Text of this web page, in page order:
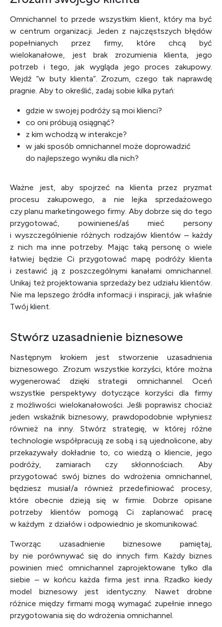
Omnichannel to przede wszystkim klient, który ma być
w centrum organizacji. Jeden z najczęstszych błędów
popełnianych przez firmy, które chcą być
wielokanałowe, jest brak zrozumienia klienta, jego
potrzeb i tego, jak wygląda jego proces zakupowy.
Wejdź “w buty klienta”. Zrozum, czego tak naprawdę
pragnie. Aby to określić, zadaj sobie kilka pytań:
gdzie w swojej podróży są moi klienci?
co oni próbują osiągnąć?
z kim wchodzą w interakcje?
w jaki sposób omnichannel może doprowadzić
do najlepszego wyniku dla nich?
Ważne jest, aby spojrzeć na klienta przez pryzmat
procesu zakupowego, a nie lejka sprzedażowego
czy planu marketingowego firmy. Aby dobrze się do tego
przygotować, powinieneś/aś mieć persony
i wyszczególnienie różnych rodzajów klientów – każdy
z nich ma inne potrzeby. Mając taką personę o wiele
łatwiej będzie Ci przygotować mapę podróży klienta
i zestawić ją z poszczególnymi kanałami omnichannel.
Unikaj też projektowania sprzedaży bez udziału klientów.
Nie ma lepszego źródła informacji i inspiracji, jak właśnie
Twój klient.
Stwórz uzasadnienie biznesowe
Następnym krokiem jest stworzenie uzasadnienia
biznesowego. Zrozum wszystkie korzyści, które można
wygenerować dzięki strategii omnichannel. Oceń
wszystkie perspektywy dotyczące korzyści dla firmy
z możliwości wielokanałowości. Jeśli poprawisz chociaż
jeden wskaźnik biznesowy, prawdopodobnie wpłyniesz
również na inny. Stwórz strategię, w której różne
technologie współpracują ze sobą i są ujednolicone, aby
przekazywały dokładnie to, co wiedzą o kliencie, jego
podróży, zamiarach czy skłonnościach. Aby
przygotować swój biznes do wdrożenia omnichannel,
będziesz musiał/a również przedefiniować procesy,
które obecnie dzieją się w firmie. Dobrze opisane
potrzeby klientów pomogą Ci zaplanować pracę
w każdym z działów i odpowiednio je skomunikować.
Tworząc uzasadnienie biznesowe pamiętaj,
by nie porównywać się do innych firm. Każdy biznes
powinien mieć omnichannel zaprojektowane tylko dla
siebie – w końcu każda firma jest inna. Rzadko kiedy
model biznesowy jest identyczny. Nawet drobne
różnice między firmami mogą wymagać zupełnie innego
przygotowania się do wdrożenia omnichannel.